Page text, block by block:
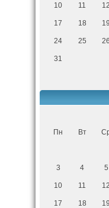
10 11 12
17 18 19
24 25 26
31
Пн Вт
3 4 5
10 11 12
17 18 19